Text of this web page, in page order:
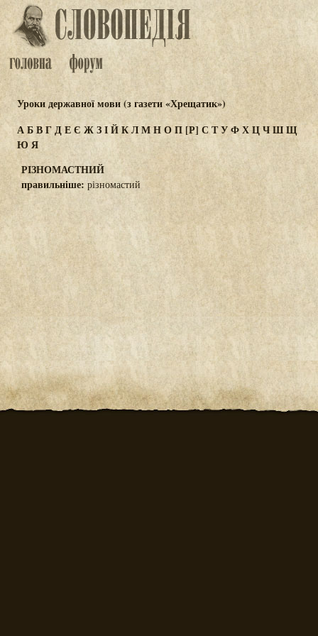
Уроки державної мови (з газети «Хрещатик»)
АБВГДЕЄ ЖЗІЙКЛМНОП[Р]СТУФХЦЧШЩ
Ю Я
РІЗНОМАСТНИЙ
правильніше: різномастий